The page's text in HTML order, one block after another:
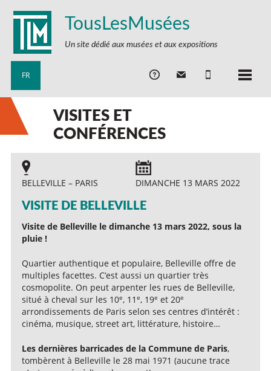
TousLesMusées
Un site dédié aux musées et aux expositions
FR
VISITES ET
CONFÉRENCES
BELLEVILLE – PARIS DIMANCHE 13 MARS 2022
VISITE DE BELLEVILLE
Visite de Belleville le dimanche 13 mars 2022, sous la
pluie !
Quartier authentique et populaire, Belleville offre de
multiples facettes. C’est aussi un quartier très
cosmopolite. On peut arpenter les rues de Belleville,
situé à cheval sur les 10e, 11 e, 19e et 20e
arrondissements de Paris selon ses centres d’intérêt :
cinéma, musique, street art, littérature, histoire…
Les dernières barricades de la Commune de Paris,
tombèrent à Belleville le 28 mai 1971 (aucune trace